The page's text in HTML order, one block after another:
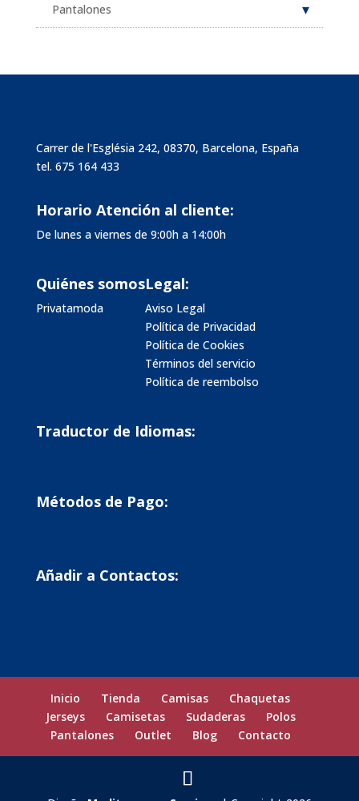
Pantalones
Carrer de l'Església 242, 08370, Barcelona, España
tel. 675 164 433
Horario Atención al cliente:
De lunes a viernes de 9:00h a 14:00h
Quiénes somos
Privatamoda
Legal:
Aviso Legal
Política de Privacidad
Política de Cookies
Términos del servicio
Política de reembolso
Traductor de Idiomas:
Métodos de Pago:
Añadir a Contactos:
Inicio Tienda Camisas
Chaquetas
Jerseys
Camisetas Sudaderas
Polos
Pantalones
Outlet Blog Contacto